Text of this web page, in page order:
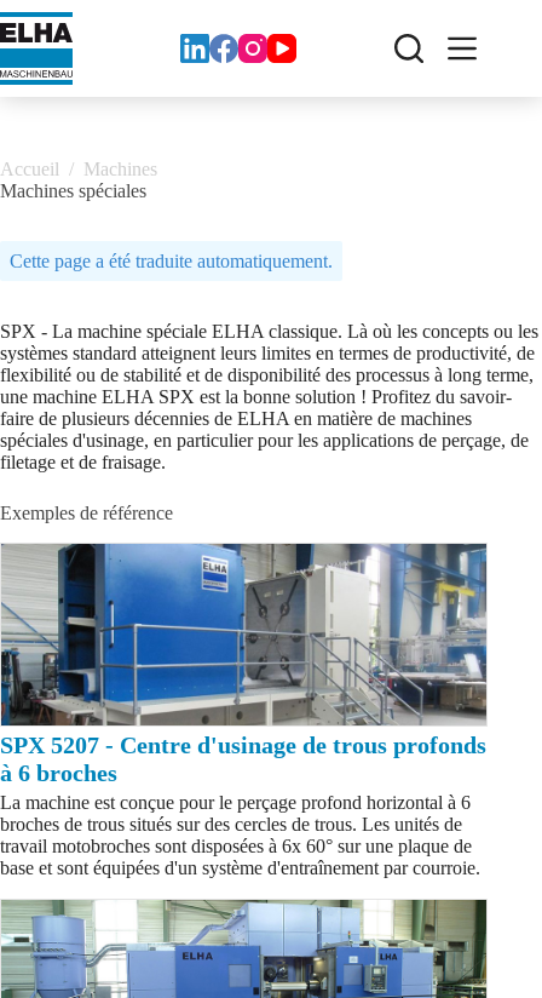
Skip
to
content
Accueil / Machines
Machines spéciales
Cette page a été traduite automatiquement.
SPX - La machine spéciale ELHA classique. Là où les concepts ou les
systèmes standard atteignent leurs limites en termes de productivité, de
flexibilité ou de stabilité et de disponibilité des processus à long terme,
une machine ELHA SPX est la bonne solution ! Profitez du savoir-
faire de plusieurs décennies de ELHA en matière de machines
spéciales d'usinage, en particulier pour les applications de perçage, de
filetage et de fraisage.
Exemples de référence
SPX 5207 - Centre d'usinage de trous profonds
à 6 broches
La machine est conçue pour le perçage profond horizontal à 6
broches de trous situés sur des cercles de trous. Les unités de
travail motobroches sont disposées à 6x 60° sur une plaque de
base et sont équipées d'un système d'entraînement par courroie.